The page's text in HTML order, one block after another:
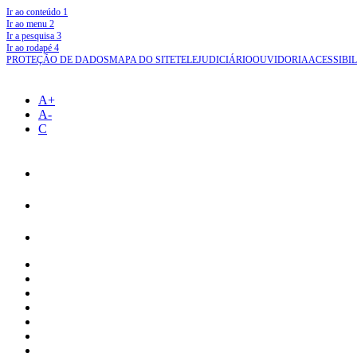
Ir ao conteúdo 1
Ir ao menu 2
Ir a pesquisa 3
Ir ao rodapé 4
PROTEÇÃO DE DADOSMAPA DO SITETELEJUDICIÁRIOOUVIDORIA
A+
A-
C